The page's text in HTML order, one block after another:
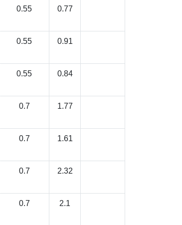
0.55 0.77
0.55 0.91
0.55 0.84
0.7 1.77
0.7 1.61
0.7 2.32
0.7 2.1